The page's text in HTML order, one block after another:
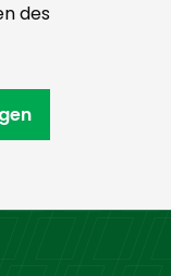
des